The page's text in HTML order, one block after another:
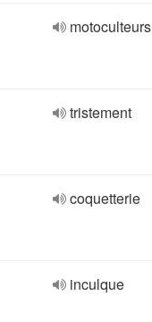
motoculteurs
tristement
coquetterie
inculque